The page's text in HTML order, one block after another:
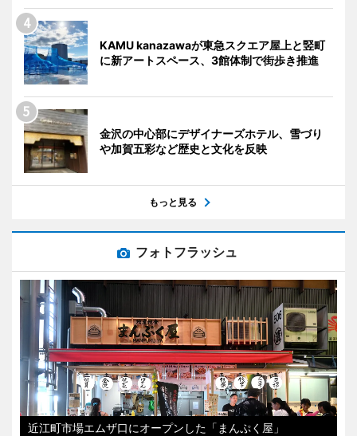
KAMU kanazawaが東急スクエア屋上と竪町
に新アートスペース、3館体制で街歩き推進
金沢の中心部にデザイナーズホテル、雪づり
や加賀五彩など歴史と文化を反映
もっと見る
フォトフラッシュ
近江町市場エムザ口にオープンした「まんぷく屋」